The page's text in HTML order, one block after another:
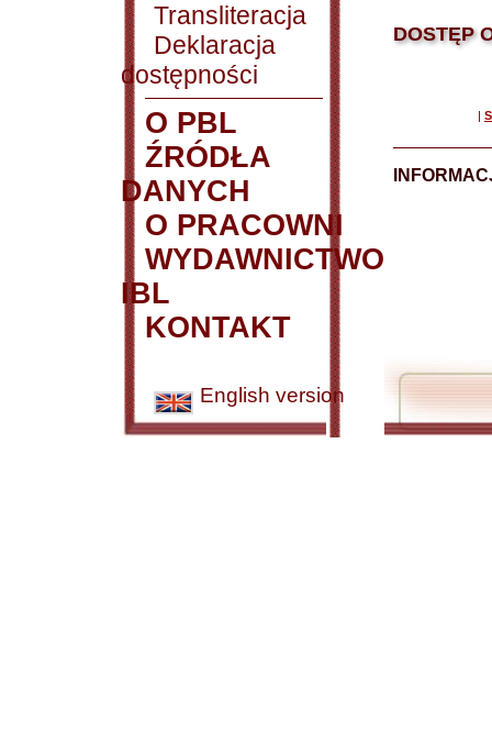
Transliteracja
Deklaracja
dostępności
O PBL
ŹRÓDŁA
DANYCH
O PRACOWNI
WYDAWNICTWO
IBL
KONTAKT
English version
DOSTĘP
|